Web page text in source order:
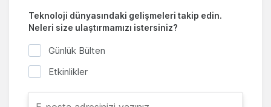
Teknoloji dünyasındaki gelişmeleri takip edin.
Neleri size ulaştırmamızı istersiniz?
Günlük Bülten
Etkinlikler